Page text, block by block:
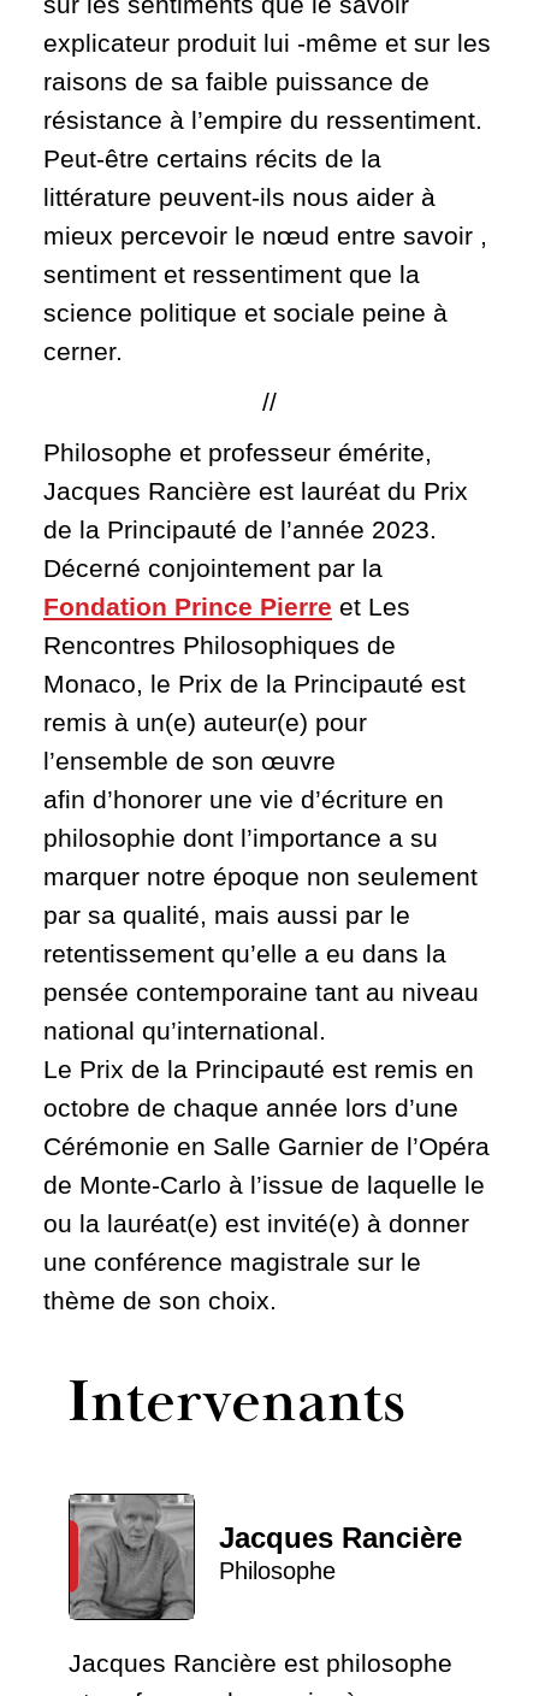
explicateur produit lui -même et sur les
raisons de sa faible puissance de
résistance à l’empire du ressentiment.
Peut-être certains récits de la
littérature peuvent-ils nous aider à
mieux percevoir le nœud entre savoir ,
sentiment et ressentiment que la
science politique et sociale peine à
cerner.
//
Philosophe et professeur émérite,
Jacques Rancière est lauréat du Prix
de la Principauté de l’année 2023.
Décerné conjointement par la
Fondation Prince Pierre et Les
Rencontres Philosophiques de
Monaco, le Prix de la Principauté est
remis à un(e) auteur(e) pour
l’ensemble de son œuvre
afin d’honorer une vie d’écriture en
philosophie dont l’importance a su
marquer notre époque non seulement
par sa qualité, mais aussi par le
retentissement qu’elle a eu dans la
pensée contemporaine tant au niveau
national qu’international.
Le Prix de la Principauté est remis en
octobre de chaque année lors d’une
Cérémonie en Salle Garnier de l’Opéra
de Monte-Carlo à l’issue de laquelle le
ou la lauréat(e) est invité(e) à donner
une conférence magistrale sur le
thème de son choix.
Intervenants
Jacques Rancière
Philosophe
Jacques Rancière est philosophe